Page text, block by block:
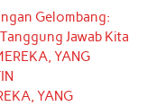
Gelombang:
Jawab Kita
YANG
YANG